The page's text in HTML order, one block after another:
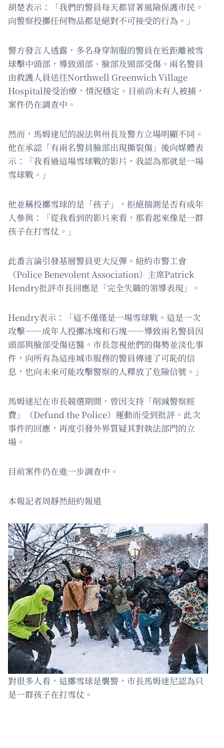
胡楚表示：「我們的警員每天都冒著風險保護市民。
向警察投擲任何物品都是絕對不可接受的行為。」
警方發言人透露，多名身穿制服的警員在近距離被雪
球擊中頭部，導致頭部、臉部及頸部受傷。兩名警員
由救護人員送往Northwell Greenwich Village
Hospital接受治療，情況穩定。目前尚未有人被捕，
案件仍在調查中。
然而，馬姆達尼的說法與州長及警方立場明顯不同。
他在承認「有兩名警員臉部出現撕裂傷」後向媒體表
示：「我看過這場雪球戰的影片，我認為那就是一場
雪球戰。」
他並稱投擲雪球的是「孩子」，拒絕揣測是否有成年
人參與：「從我看到的影片來看，那看起來像是一群
孩子在打雪仗。」
此番言論引發基層警員更大反彈。紐約市警工會
（Police Benevolent Association）主席Patrick
Hendry批評市長回應是「完全失職的領導表現」。
Hendry表示：「這不僅僅是一場雪球戰。這是一次
攻擊——成年人投擲冰塊和石塊——導致兩名警員因
頭部與臉部受傷送醫。市長忽視他們的傷勢並淡化事
件，向所有為這座城市服務的警員傳達了可恥的信
息，也向未來可能攻擊警察的人釋放了危險信號。」
馬姆達尼在市長競選期間，曾因支持「削減警察經
費」（Defund the Police）運動而受到批評。此次
事件的回應，再度引發外界質疑其對執法部門的立
場。
目前案件仍在進一步調查中。
本報記者周靜然紐約報道
對很多人看，這擲雪球是襲警，市長馬姆達尼認為只
是一群孩子在打雪仗。